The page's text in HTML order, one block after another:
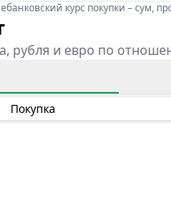
курс покупки –
рубля и евро по
Покупка